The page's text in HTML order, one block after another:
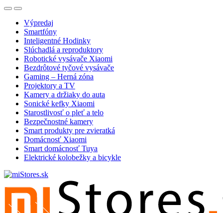
OpenClose
Výpredaj
Smartfóny
Inteligentné Hodinky
Slúchadlá a reproduktory
Robotické vysávače Xiaomi
Bezdrôtové tyčové vysávače
Gaming – Herná zóna
Projektory a TV
Kamery a držiaky do auta
Sonické kefky Xiaomi
Starostlivosť o pleť a telo
Bezpečnostné kamery
Smart produkty pre zvieratká
Domácnosť Xiaomi
Smart domácnosť Tuya
Elektrické kolobežky a bicykle